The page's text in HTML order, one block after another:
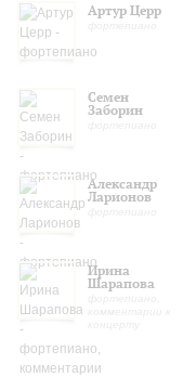
Артур Церр
Семен
Заборин
Александр
Ларионов
Ирина
Шарапова